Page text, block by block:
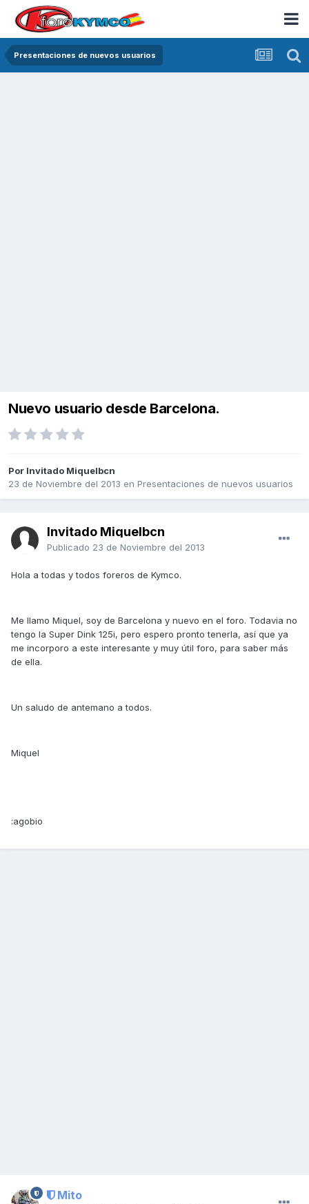
Presentaciones de nuevos usuarios
Nuevo usuario desde Barcelona.
Por Invitado Miquelbcn
23 de Noviembre del 2013 en Presentaciones de nuevos usuarios
Invitado Miquelbcn
Publicado 23 de Noviembre del 2013
Hola a todas y todos foreros de Kymco.
Me llamo Miquel, soy de Barcelona y nuevo en el foro. Todavia no
tengo la Super Dink 125i, pero espero pronto tenerla, así que ya
me incorporo a este interesante y muy útil foro, para saber más
de ella.
Un saludo de antemano a todos.
Miquel
:agobio
Mito